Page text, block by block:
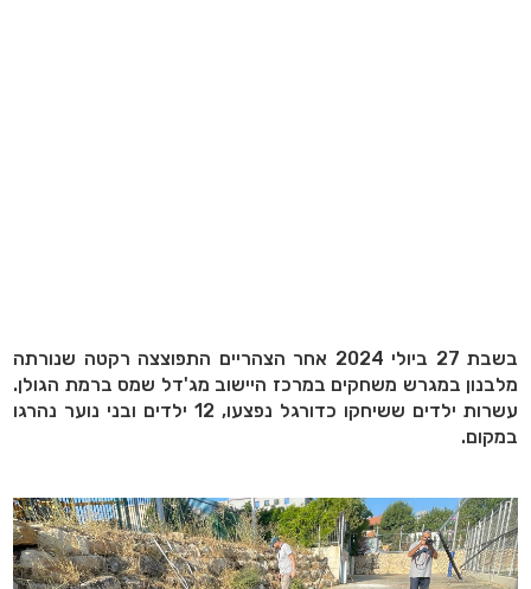
בשבת 27 ביולי 2024 אחר הצהריים התפוצצה רקטה שנורתה
מלבנון במגרש משחקים במרכז היישוב מג'דל שמס ברמת הגולן.
עשרות ילדים ששיחקו כדורגל נפצעו, 12 ילדים ובני נוער נהרגו
במקום.